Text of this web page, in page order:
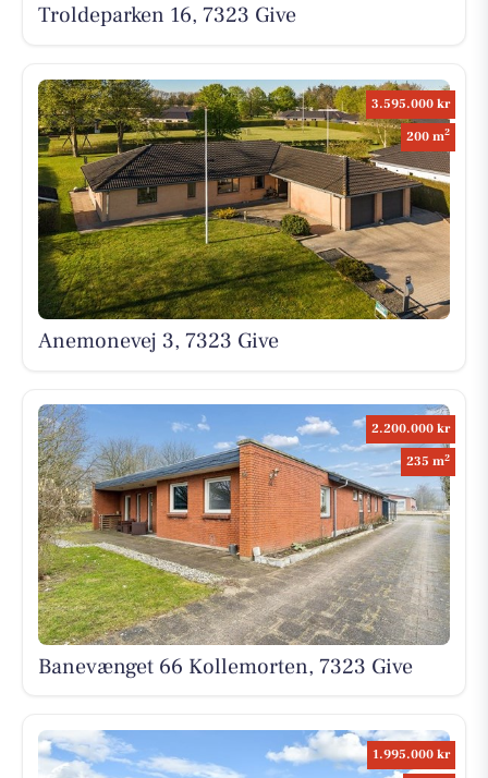
Troldeparken 16, 7323 Give
3.595.000 kr
200 m2
Anemonevej 3, 7323 Give
2.200.000 kr
235 m2
Banevænget 66 Kollemorten, 7323 Give
1.995.000 kr